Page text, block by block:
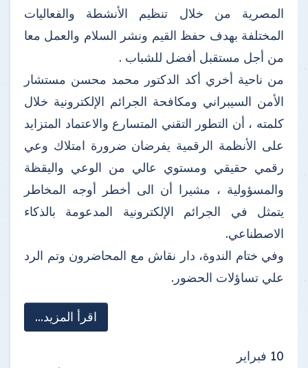
المصرية من خلال تنظيم الأنشطة والفعاليات
المختلفة بهدف حفظ القيم ونشر السلام والعمل معا
من أجل مستقبل أفضل للشباب .
من ناحية أخري أكد الدكتور محمد محسن مستشار
الأمن السيبراني ومكافحة الجرائم الإلكترونية خلال
كلمته ، أن التطور التقني المتسارع والاعتماد المتزايد
على الأنظمة الرقمية يفرضان ضرورة امتلاك وعي
رقمي حقيقي ومستوي عالي من الوعي واليقظة
والمسؤولية ، مشيرا أن الى أخطر أوجه المخاطر
يتمثل في الجرائم الإلكترونية المدعومة بالذكاء
الاصطناعي.
وفي ختام الندوة، دار نقاش مع المحاضرون وتم الرد
علي تساؤلات الحضور.
اقرأ المزيد...
10 فبراير